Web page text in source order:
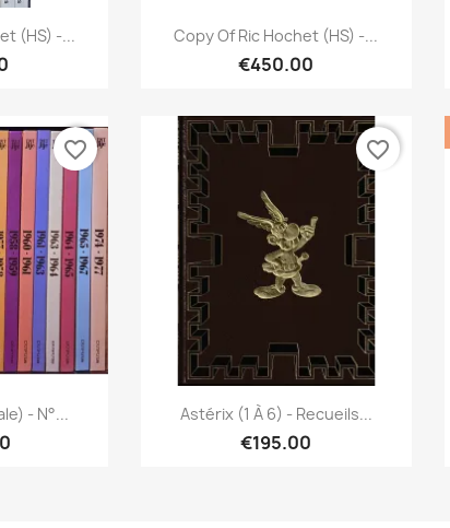
(HS) -... Quick view
Copy Of Ric Hochet (HS) -...
€450.00
- N°...
favorite_border
Quick view
Astérix (1 À 6) - Recueils...
€195.00
favorite_border